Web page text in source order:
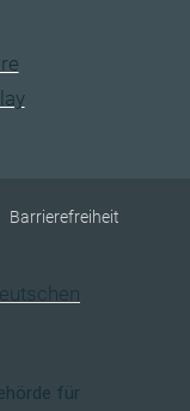
Barrierefreiheit